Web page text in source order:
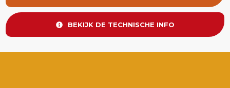
BEKIJK DE TECHNISCHE INFO